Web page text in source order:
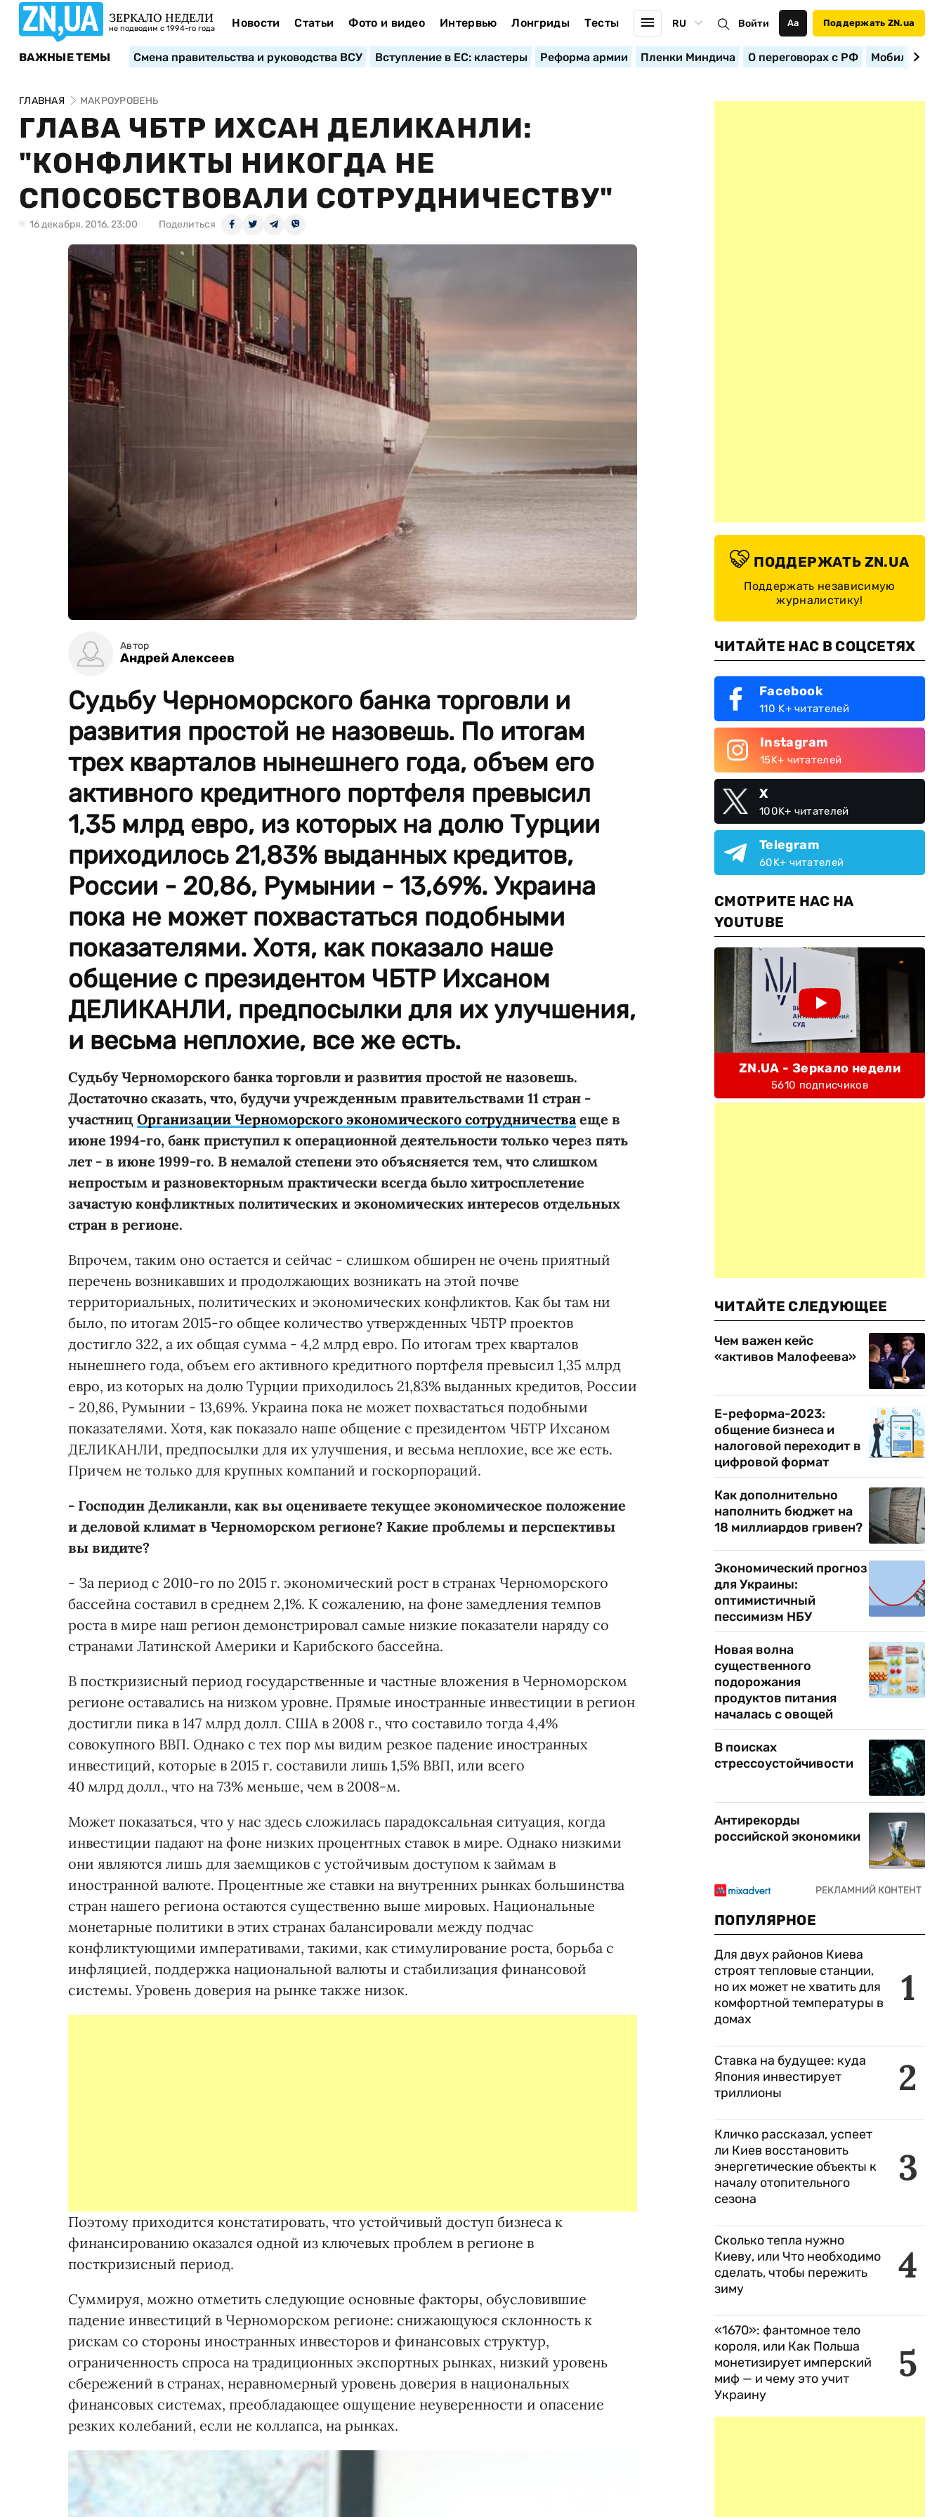
ЗЕРКАЛО НЕДЕЛИ
не подводим с 1994-го года Новости Статьи Фото и видео Интервью Лонгриды Тесты RU Войти Аа Поддержать ZN.ua
ВАЖНЫЕ ТЕМЫ Смена правительства и руководства ВСУ Вступление в ЕС: кластеры Реформа армии Пленки Миндича О переговорах с РФ
ГЛАВНАЯ МАКРОУРОВЕНЬ
ГЛАВА ЧБТР ИХСАН ДЕЛИКАНЛИ:
"КОНФЛИКТЫ НИКОГДА НЕ
СПОСОБСТВОВАЛИ СОТРУДНИЧЕСТВУ"
16 декабря, 2016, 23:00 Поделиться
Автор
Андрей Алексеев
Судьбу Черноморского банка торговли и
развития простой не назовешь. По итогам
трех кварталов нынешнего года, объем его
активного кредитного портфеля превысил
1,35 млрд евро, из которых на долю Турции
приходилось 21,83% выданных кредитов,
России - 20,86, Румынии - 13,69%. Украина
пока не может похвастаться подобными
показателями. Хотя, как показало наше
общение с президентом ЧБТР Ихсаном
ДЕЛИКАНЛИ, предпосылки для их улучшения,
и весьма неплохие, все же есть.
Судьбу Черноморского банка торговли и развития простой не назовешь.
Достаточно сказать, что, будучи учрежденным правительствами 11 стран -
участниц Организации Черноморского экономического сотрудничества еще в
июне 1994-го, банк приступил к операционной деятельности только через пять
лет - в июне 1999-го. В немалой степени это объясняется тем, что слишком
непростым и разновекторным практически всегда было хитросплетение
зачастую конфликтных политических и экономических интересов отдельных
стран в регионе.
Впрочем, таким оно остается и сейчас - слишком обширен не очень приятный
перечень возникавших и продолжающих возникать на этой почве
территориальных, политических и экономических конфликтов. Как бы там ни
было, по итогам 2015-го общее количество утвержденных ЧБТР проектов
достигло 322, а их общая сумма - 4,2 млрд евро. По итогам трех кварталов
нынешнего года, объем его активного кредитного портфеля превысил 1,35 млрд
евро, из которых на долю Турции приходилось 21,83% выданных кредитов, России
- 20,86, Румынии - 13,69%. Украина пока не может похвастаться подобными
показателями. Хотя, как показало наше общение с президентом ЧБТР Ихсаном
ДЕЛИКАНЛИ, предпосылки для их улучшения, и весьма неплохие, все же есть.
Причем не только для крупных компаний и госкорпораций.
- Господин Деликанли, как вы оцениваете текущее экономическое положение
и деловой климат в Черноморском регионе? Какие проблемы и перспективы
вы видите?
- За период с 2010-го по 2015 г. экономический рост в странах Черноморского
бассейна составил в среднем 2,1%. К сожалению, на фоне замедления темпов
роста в мире наш регион демонстрировал самые низкие показатели наряду со
странами Латинской Америки и Карибского бассейна.
В посткризисный период государственные и частные вложения в Черноморском
регионе оставались на низком уровне. Прямые иностранные инвестиции в регион
достигли пика в 147 млрд долл. США в 2008 г., что составило тогда 4,4%
совокупного ВВП. Однако с тех пор мы видим резкое падение иностранных
инвестиций, которые в 2015 г. составили лишь 1,5% ВВП, или всего
40 млрд долл., что на 73% меньше, чем в 2008-м.
Может показаться, что у нас здесь сложилась парадоксальная ситуация, когда
инвестиции падают на фоне низких процентных ставок в мире. Однако низкими
они являются лишь для заемщиков с устойчивым доступом к займам в
иностранной валюте. Процентные же ставки на внутренних рынках большинства
стран нашего региона остаются существенно выше мировых. Национальные
монетарные политики в этих странах балансировали между подчас
конфликтующими императивами, такими, как стимулирование роста, борьба с
инфляцией, поддержка национальной валюты и стабилизация финансовой
системы. Уровень доверия на рынке также низок.
Поэтому приходится констатировать, что устойчивый доступ бизнеса к
финансированию оказался одной из ключевых проблем в регионе в
посткризисный период.
Суммируя, можно отметить следующие основные факторы, обусловившие
падение инвестиций в Черноморском регионе: снижающуюся склонность к
рискам со стороны иностранных инвесторов и финансовых структур,
ограниченность спроса на традиционных экспортных рынках, низкий уровень
сбережений в странах, неравномерный уровень доверия в национальных
финансовых системах, преобладающее ощущение неуверенности и опасение
резких колебаний, если не коллапса, на рынках.
ПОДДЕРЖАТЬ ZN.UA
Поддержать независимую
журналистику!
ЧИТАЙТЕ НАС В СОЦСЕТЯХ
Facebook
110 K+ читателей
Instagram
15K+ читателей
X
100K+ читателей
Telegram
60K+ читателей
СМОТРИТЕ НАС НА
YOUTUBE
ZN.UA - Зеркало недели
5610 подписчиков
ЧИТАЙТЕ СЛЕДУЮЩЕЕ
Чем важен кейс
«активов Малофеева»
Е-реформа-2023:
общение бизнеса и
налоговой переходит в
цифровой формат
Как дополнительно
наполнить бюджет на
18 миллиардов гривен?
Экономический прогноз
для Украины:
оптимистичный
пессимизм НБУ
Новая волна
существенного
подорожания
продуктов питания
началась с овощей
В поисках
стрессоустойчивости
Антирекорды
российской экономики
ПОПУЛЯРНОЕ
1
Для двух районов Киева
строят тепловые станции,
но их может не хватить для
комфортной температуры в
домах
2
Ставка на будущее: куда
Япония инвестирует
триллионы
3
Кличко рассказал, успеет
ли Киев восстановить
энергетические объекты к
началу отопительного
сезона
4
Сколько тепла нужно
Киеву, или Что необходимо
сделать, чтобы пережить
зиму
5
«1670»: фантомное тело
короля, или Как Польша
монетизирует имперский
миф — и чему это учит
Украину